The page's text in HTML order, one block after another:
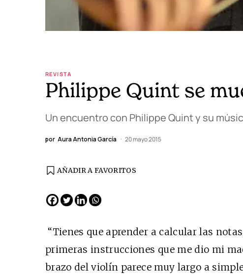
REVISTA
Philippe Quint se
Un encuentro con Philippe Quint y su
por Aura Antonia García 20 mayo 2015
AÑADIR A FAVORITOS
“Tienes que aprender a calcular las
primeras instrucciones que me dio mi
brazo del violín parece muy largo a